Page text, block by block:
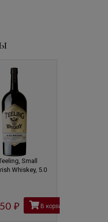
Small
Whiskey, 5.0
рубВ корзину